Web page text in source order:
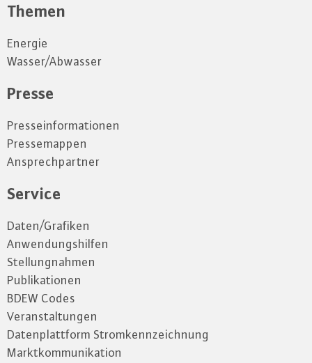
Themen
Energie
Wasser/Abwasser
Presse
Presseinformationen
Pressemappen
Ansprechpartner
Service
Daten/Grafiken
Anwendungshilfen
Stellungnahmen
Publikationen
BDEW Codes
Veranstaltungen
Datenplattform Stromkennzeichnung
Marktkommunikation